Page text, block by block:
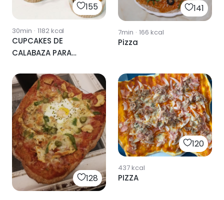
155
30min · 1182kcal
CUPCAKES DE
CALABAZA PARA
141
7min · 166 kcal
Pizza
128
120
437kcal
PIZZA